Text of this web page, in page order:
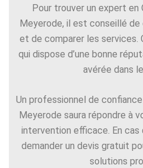
Pour trouver un expert
Meyerode, il est conseillé
et de comparer les services.
qui dispose d’une bonne
avérée dans
Un professionnel de
Meyerode saura répondre à
intervention efficace. En cas
demander un devis gratuit
solutions